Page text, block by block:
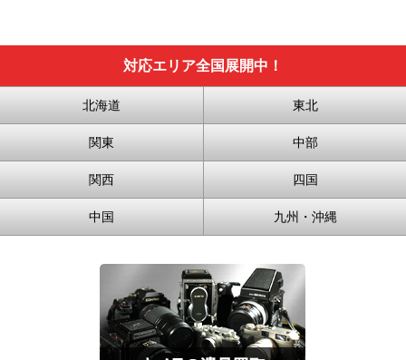
対応エリア全国展開中！
北海道 東北
関東 中部
関西 四国
中国 九州・沖縄